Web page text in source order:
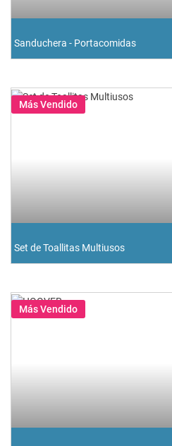
Sanduchera - Portacomidas
Más Vendido
Set de Toallitas Multiusos
Más Vendido